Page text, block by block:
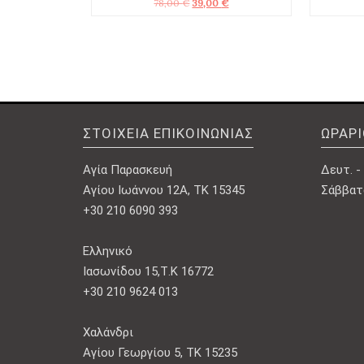
78,00€ 39,00 €
ΣΤΟΙΧΕΊΑ ΕΠΙΚΟΙΝΩΝΊΑΣ
Αγία Παρασκευή
Αγίου Ιωάννου 12Α, ΤΚ 15345
+30 210 6090 393
Ελληνικό
Ιασωνίδου 15,Τ.Κ 16772
+30 210 9624 013
Χαλάνδρι
Αγίου Γεωργίου 5, ΤΚ 15235
Δευτ. -